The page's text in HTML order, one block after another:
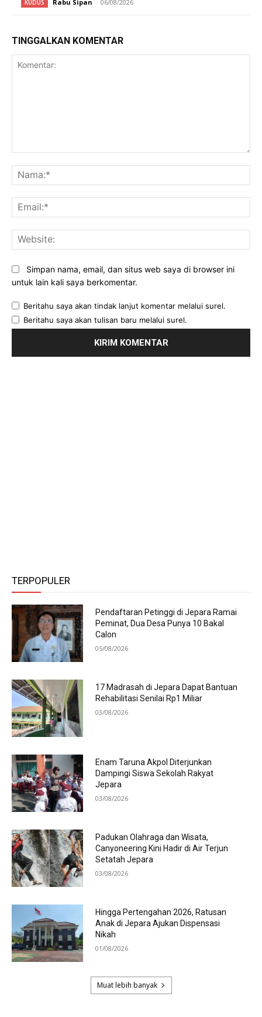
KUDUS Rabu Sipan - 06/08/2026
TINGGALKAN KOMENTAR
Simpan nama, email, dan situs web saya di browser ini
untuk lain kali saya berkomentar.
Beritahu saya akan tindak lanjut komentar melalui surel.
Beritahu saya akan tulisan baru melalui surel.
TERPOPULER
Pendaftaran Petinggi di Jepara Ramai
Peminat, Dua Desa Punya 10 Bakal
Calon
05/08/2026
17 Madrasah di Jepara Dapat Bantuan
Rehabilitasi Senilai Rp1 Miliar
03/08/2026
Enam Taruna Akpol Diterjunkan
Dampingi Siswa Sekolah Rakyat
Jepara
03/08/2026
Padukan Olahraga dan Wisata,
Canyoneering Kini Hadir di Air Terjun
Setatah Jepara
03/08/2026
Hingga Pertengahan 2026, Ratusan
Anak di Jepara Ajukan Dispensasi
Nikah
01/08/2026
Muat lebih banyak